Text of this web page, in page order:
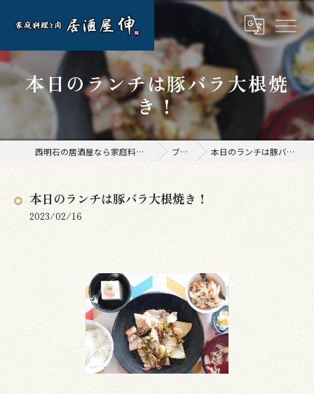
本日のランチは豚バラ大根焼
き！
西明石の居酒屋なら家庭料理と肉 居酒屋 伸 ブログ 本日のランチは豚バラ大根焼き！
本日のランチは豚バラ大根焼き！
2023/02/16